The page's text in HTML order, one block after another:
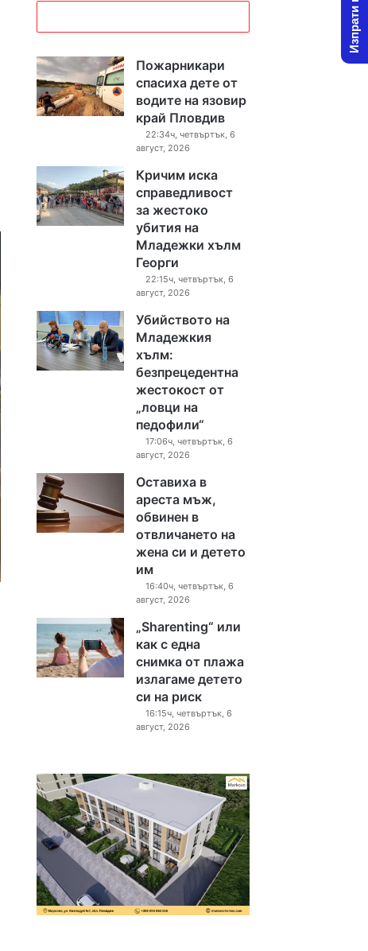
Пожарникари
спасиха дете от
водите на язовир
край Пловдив
22:34ч, четвъртък, 6
август, 2026
Кричим иска
справедливост
за жестоко
убития на
Младежки хълм
Георги
22:15ч, четвъртък, 6
август, 2026
Убийството на
Младежкия
хълм:
безпрецедентна
жестокост от
„ловци на
педофили“
17:06ч, четвъртък, 6
август, 2026
Оставиха в
ареста мъж,
обвинен в
отвличането на
жена си и детето
им
16:40ч, четвъртък, 6
август, 2026
„Sharenting“ или
как с една
снимка от плажа
излагаме детето
си на риск
16:15ч, четвъртък, 6
август, 2026